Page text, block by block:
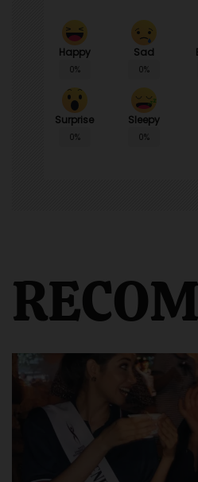
Happy
0%
Sad
0%
Surprise
0%
Sleepy
0%